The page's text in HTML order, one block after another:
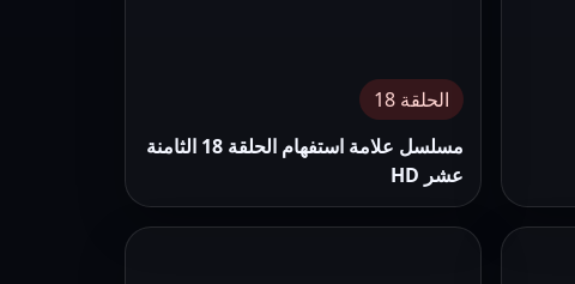
الحلقة 18
مسلسل علامة استفهام الحلقة 18 الثامنة
عشر HD